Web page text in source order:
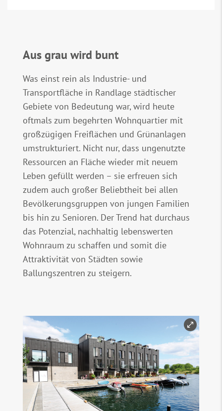
Aus grau wird bunt
Was einst rein als Industrie- und
Transportfläche in Randlage städtischer
Gebiete von Bedeutung war, wird heute
oftmals zum begehrten Wohnquartier mit
großzügigen Freiflächen und Grünanlagen
umstrukturiert. Nicht nur, dass ungenutzte
Ressourcen an Fläche wieder mit neuem
Leben gefüllt werden – sie erfreuen sich
zudem auch großer Beliebtheit bei allen
Bevölkerungsgruppen von jungen Familien
bis hin zu Senioren. Der Trend hat durchaus
das Potenzial, nachhaltig lebenswerten
Wohnraum zu schaffen und somit die
Attraktivität von Städten sowie
Ballungszentren zu steigern.